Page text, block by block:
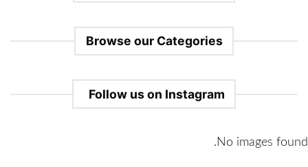
Browse our Categories
Follow us on Instagram
No images found.